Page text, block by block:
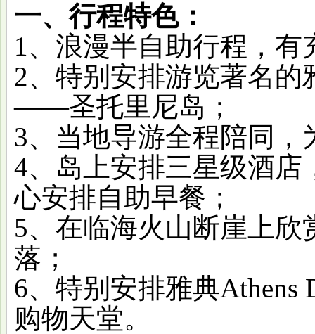
一、行程特色：
1、浪漫半自助行程，
2、特别安排游览著名
——圣托里尼岛；
3、当地导游全程陪同
4、岛上安排三星级酒
心安排自助早餐；
5、在临海火山断崖上
落；
6、特别安排雅典Athens
购物天堂。